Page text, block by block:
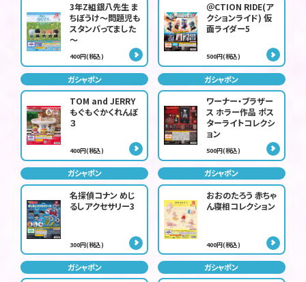
3年Z組銀八先生 ま
ちぼうけ～問題児も
スタンバってました
～
400円(税込)
＠CTION RIDE(ア
クションライド) 仮
面ライダー5
500円(税込)
ガシャポン
TOM and JERRY
もぐもぐかくれんぼ
３
400円(税込)
ガシャポン
ワーナー・ブラザー
ス ホラー作品 ポス
ターライトコレクシ
ョン
500円(税込)
ガシャポン
名探偵コナン めじ
るしアクセサリー3
300円(税込)
ガシャポン
おおのたろう 赤ちゃ
ん寝相コレクション
400円(税込)
ガシャポン ガシャポン